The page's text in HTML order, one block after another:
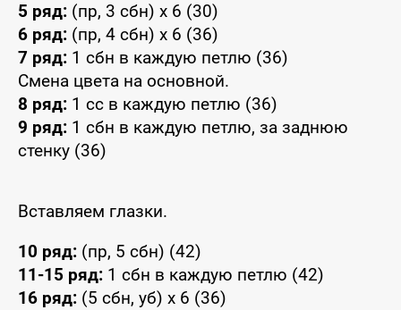
5 ряд: (пр, 3 сбн) x 6 (30)
6 ряд: (пр, 4 сбн) x 6 (36)
7 ряд: 1 сбн в каждую петлю (36)
Смена цвета на основной.
8 ряд: 1 сс в каждую петлю (36)
9 ряд: 1 сбн в каждую петлю, за заднюю
стенку (36)
Вставляем глазки.
10 ряд: (пр, 5 сбн) (42)
11-15 ряд: 1 сбн в каждую петлю (42)
16 ряд: (5 сбн, уб) x 6 (36)